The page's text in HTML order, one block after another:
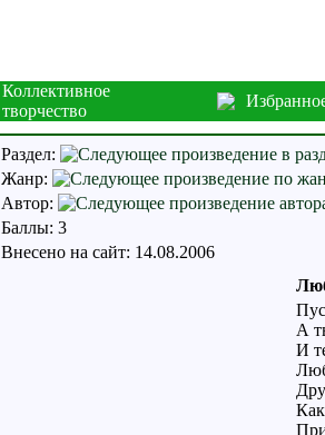
Коллективное
творчество
Раздел:
Жанр:
Автор:
Баллы: 3
Внесено на сайт: 14.08.2006
А
И